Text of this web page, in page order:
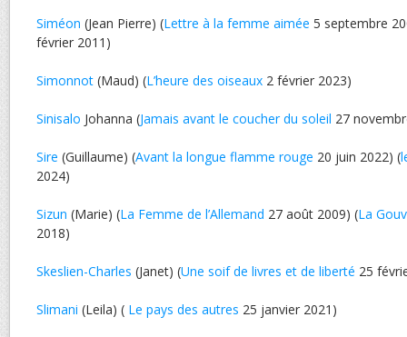
Siméon (Jean Pierre) (Lettre à la femme aimée 5 septembre
février 2011)
Simonnot (Maud) (L’heure des oiseaux 2 février 2023)
Sinisalo Johanna (Jamais avant le coucher du soleil 27
Sire (Guillaume) (Avant la longue flamme rouge 20 juin 2022) (
2024)
Sizun (Marie) (La Femme de l’Allemand 27 août 2009) (La
2018)
Skeslien-Charles (Janet) (Une soif de livres et de liberté 25
Slimani (Leila) ( Le pays des autres 25 janvier 2021)